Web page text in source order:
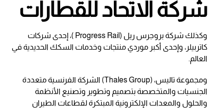
شركة الاتحاد للقطارات
وكذلك شركة بروجرس ريل (Progress Rail )، إحدى شركات
كاتربيلر، وإحدى أكبر موردي منتجات وخدمات السكك الحديدية في
العالم.
ومجموعة تاليس، (Thales Group) الشركة الفرنسية متعددة
الجنسيات والمتخصصة بتصميم وتطوير وتصنيع الأنظمة
والحلول والمعدات الإلكترونية المبتكرة لقطاعات الطيران